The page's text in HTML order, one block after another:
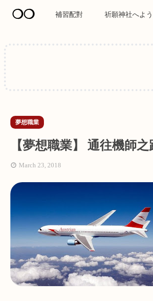
❍❍ 補習配對 祈願神社へよう
夢想職業
【夢想職業】 通往機師之
March 23, 2018